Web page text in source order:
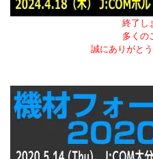
終了し
多くの
誠にありがと